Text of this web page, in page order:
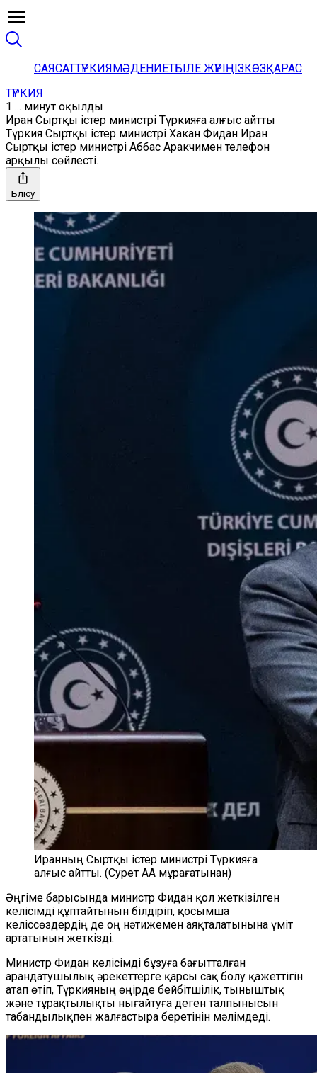
САЯСАТТҮРКИЯМӘДЕНИЕТБІЛЕ ЖҮРІҢІЗКӨЗҚАРАС
ТҮРКИЯ
1 ... минут оқылды
Иран Сыртқы істер министрі Түркияға алғыс айтты
Түркия Сыртқы істер министрі Хакан Фидан Иран
Сыртқы істер министрі Аббас Аракчимен телефон
арқылы сөйлесті.
Бөлісу
Иранның Сыртқы істер министрі Түркияға
алғыс айтты. (Сурет AA мұрағатынан)
Әңгіме барысында министр Фидан қол жеткізілген
келісімді құптайтынын білдіріп, қосымша
келіссөздердің де оң нәтижемен аяқталатынына үміт
артатынын жеткізді.
Министр Фидан келісімді бұзуға бағытталған
арандатушылық әрекеттерге қарсы сақ болу қажеттігін
атап өтіп, Түркияның өңірде бейбітшілік, тыныштық
және тұрақтылықты нығайтуға деген талпынысын
табандылықпен жалғастыра беретінін мәлімдеді.